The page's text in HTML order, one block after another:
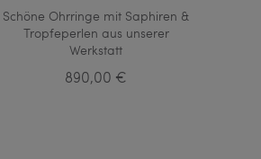
Schöne Ohrringe mit Saphiren &
Tropfeperlen aus unserer
Werkstatt
890,00 €